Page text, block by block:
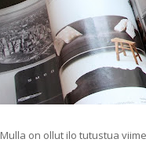
Mulla on ollut ilo tutustua